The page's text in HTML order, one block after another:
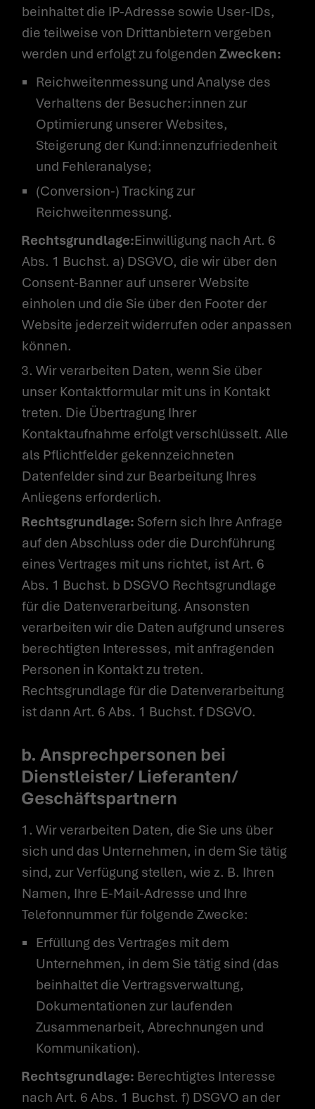
beinhaltet die IP-Adresse sowie User-IDs,
die teilweise von Drittanbietern vergeben
werden und erfolgt zu folgendenZwecken:
Reichweitenmessung und Analyse des
Verhaltens der Besucher:innen zur
Optimierung unserer Websites,
Steigerung der Kund:innenzufriedenheit
und Fehleranalyse;
(Conversion-) Tracking zur
Reichweitenmessung.
Rechtsgrundlage:Einwilligung nach Art. 6
Abs. 1 Buchst. a) DSGVO, die wir über den
Consent-Banner auf unserer Website
einholen und die Sie über den Footer der
Website jederzeit widerrufen oder anpassen
können.
3. Wir verarbeiten Daten, wenn Sie über
unser Kontaktformular mit uns in Kontakt
treten. Die Übertragung Ihrer
Kontaktaufnahme erfolgt verschlüsselt. Alle
als Pflichtfelder gekennzeichneten
Datenfelder sind zur Bearbeitung Ihres
Anliegens erforderlich.
Rechtsgrundlage: Sofern sich Ihre Anfrage
auf den Abschluss oder die Durchführung
eines Vertrages mit uns richtet, ist Art. 6
Abs. 1 Buchst. b DSGVO Rechtsgrundlage
für die Datenverarbeitung. Ansonsten
verarbeiten wir die Daten aufgrund unseres
berechtigten Interesses, mit anfragenden
Personen in Kontakt zu treten.
Rechtsgrundlage für die Datenverarbeitung
ist dann Art. 6 Abs. 1 Buchst. f DSGVO.
b. Ansprechpersonen bei
Dienstleister/ Lieferanten/
Geschäftspartnern
1. Wir verarbeiten Daten, die Sie uns über
sich und das Unternehmen, in dem Sie tätig
sind, zur Verfügung stellen, wie z. B. Ihren
Namen, Ihre E-Mail-Adresse und Ihre
Telefonnummer für folgende Zwecke:
Erfüllung des Vertrages mit dem
Unternehmen, in dem Sie tätig sind (das
beinhaltet die Vertragsverwaltung,
Dokumentationen zur laufenden
Zusammenarbeit, Abrechnungen und
Kommunikation).
Rechtsgrundlage: Berechtigtes Interesse
nach Art. 6 Abs. 1 Buchst. f) DSGVO an der